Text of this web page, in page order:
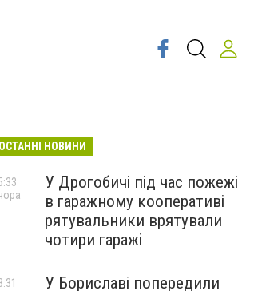
ОСТАННІ НОВИНИ
У Дрогобичі під час пожежі
в гаражному кооперативі
рятувальники врятували
чотири гаражі
У Бориславі попередили